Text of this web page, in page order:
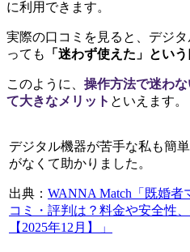
に利用できます。
実際の口コミを見ると、デジ
っても
「迷わず使えた」とい
このように、 操作方法で迷わ
て大きなメリット といえます。
デジタル機器が苦手な私も簡
がなくて助かりました。
出典： WANNA Match「既婚者
コミ・評判は？料金や安全性
【2025年12月】」